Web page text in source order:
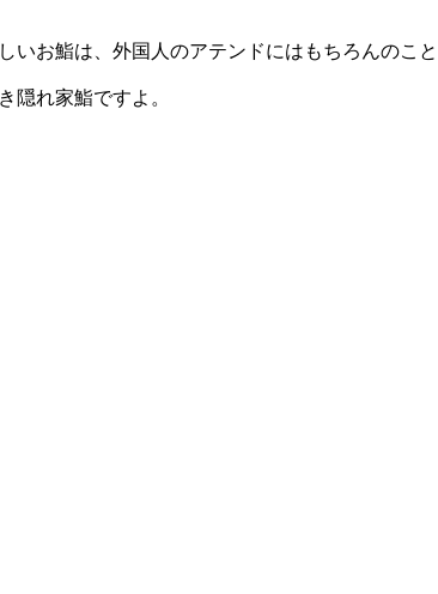
お鮨は、外国人のアテンドにはもちろんのこ
隠れ家鮨ですよ。